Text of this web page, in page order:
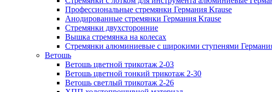
Профессиональные стремянки Германия Krause
Анодированные стремянки Германия Krause
Стремянки двухсторонние
Вышка стремянка на колесах
Стремянки алюминиевые c широкими ступенями
Ветошь
Ветошь цветной трикотаж 2-03
Ветошь цветной тонкий трикотаж 2-30
Ветошь светлый трикотаж 2-26